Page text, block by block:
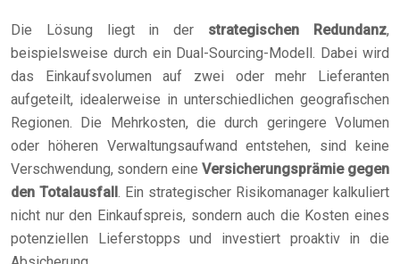
Die Lösung liegt in der strategischen Redundanz,
beispielsweise durch ein Dual-Sourcing-Modell. Dabei wird
das Einkaufsvolumen auf zwei oder mehr Lieferanten
aufgeteilt, idealerweise in unterschiedlichen geografischen
Regionen. Die Mehrkosten, die durch geringere Volumen
oder höheren Verwaltungsaufwand entstehen, sind keine
Verschwendung, sondern eine Versicherungsprämie gegen
den Totalausfall. Ein strategischer Risikomanager kalkuliert
nicht nur den Einkaufspreis, sondern auch die Kosten eines
potenziellen Lieferstopps und investiert proaktiv in die